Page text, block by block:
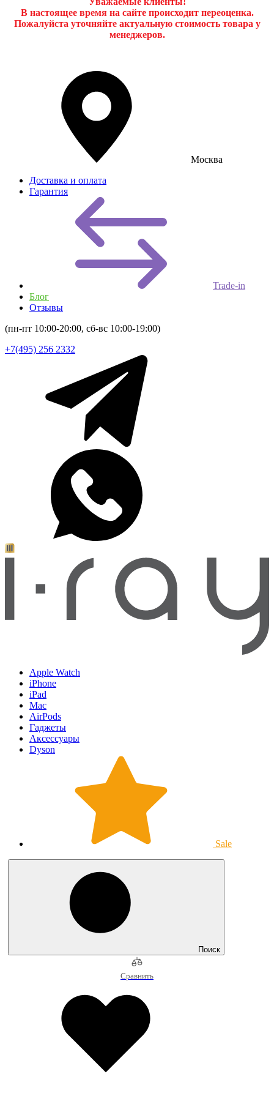
В настоящее время на сайте происходит переоценка.
Пожалуйста уточняйте актуальную стоимость товара у
менеджеров.
Москва
Доставка и оплата
Гарантия
Trade-in
Блог
Отзывы
(пн-пт 10:00-20:00, сб-вс 10:00-19:00)
+7(495) 256 2332
Apple Watch
iPhone
iPad
Mac
AirPods
Гаджеты
Аксессуары
Dyson
Sale
Поиск
Сравнить